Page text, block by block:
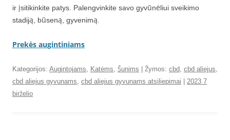
ir įsitikinkite patys. Palengvinkite savo gyvūnėliui sveikimo
stadiją, būseną, gyvenimą.
Prekės augintiniams
Kategorijos: Augintojams, Katėms, Šunims | Žymos: cbd, cbd aliejus,
cbd aliejus gyvunams, cbd aliejus gyvunams atsiliepimai
2023 7
birželio